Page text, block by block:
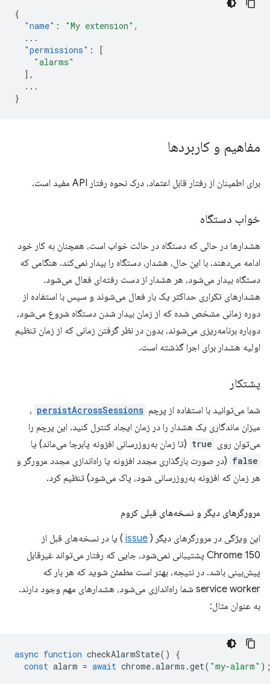
{
"name" : "My extension" ,
...
"permissions" :
[
"alarms"
],
...
}
مفاهیم و کاربردها
برای اطمینان از رفتار قابل اعتماد، درک نحوه رفتار API مفید است.
خواب دستگاه
هشدارها در حالی که دستگاه در حالت خواب است، همچنان به کار خود
ادامه می‌دهند. با این حال، هشدار، دستگاه را بیدار نمی‌کند. هنگامی که
دستگاه بیدار می‌شود، هر هشدار از دست رفته‌ای فعال می‌شود.
هشدارهای تکراری حداکثر یک بار فعال می‌شوند و سپس با استفاده از
دوره زمانی مشخص شده که از زمان بیدار شدن دستگاه شروع می‌شود،
دوباره برنامه‌ریزی می‌شوند، بدون در نظر گرفتن زمانی که از زمان تنظیم
اولیه هشدار برای اجرا گذشته است.
پشتکار
شما می‌توانید با استفاده از پرچم persistAcrossSessions ،
میزان ماندگاری یک هشدار را در زمان ایجاد کنترل کنید. این پرچم را
می‌توان روی true (تا زمان به‌روزرسانی افزونه پابرجا می‌ماند) یا
false (در صورت بارگذاری مجدد افزونه یا راه‌اندازی مجدد مرورگر و
هر زمان که افزونه به‌روزرسانی شود، پاک می‌شود) تنظیم کرد.
مرورگرهای دیگر و نسخه‌های قبلی کروم
این ویژگی در مرورگرهای دیگر ( issue ) یا در نسخه‌های قبل از
Chrome 150 پشتیبانی نمی‌شود، جایی که رفتار می‌تواند غیرقابل
پیش‌بینی باشد. در نتیجه، بهتر است مطمئن شوید که هر بار که
service worker شما راه‌اندازی می‌شود، هشدارهای مهم وجود دارند.
به عنوان مثال:
async function checkAlarmState()
{
const alarm = await chrome.alarms .get( "my-alarm"